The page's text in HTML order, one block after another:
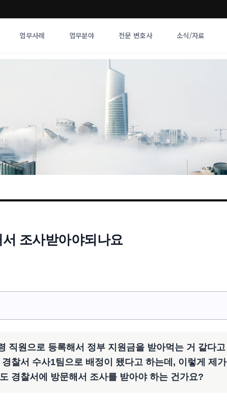
업무사례 업무분야 전문 변호사 소식/자료
조사받아야되나요
직원으로 등록해서 정부 지원금을 받아먹는 거 같다고
찰서 수사1팀으로 배정이 됐다고 하는데, 이렇게 제가
경찰서에 방문해서 조사를 받아야 하는 건가요?